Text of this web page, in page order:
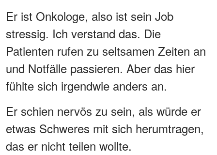
Er ist Onkologe, also ist sein Job
stressig. Ich verstand das. Die
Patienten rufen zu seltsamen Zeiten an
und Notfälle passieren. Aber das hier
fühlte sich irgendwie anders an.
Er schien nervös zu sein, als würde er
etwas Schweres mit sich herumtragen,
das er nicht teilen wollte.